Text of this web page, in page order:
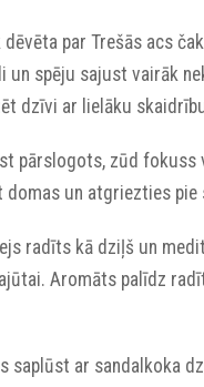
par Trešās acs
un spēju sajust vairāk
dzīvi ar lielāku
pārslogots, zūd fokuss
domas un atgriezties pie
radīts kā dziļš un
Aromāts palīdz
saplūst ar sandalkoka